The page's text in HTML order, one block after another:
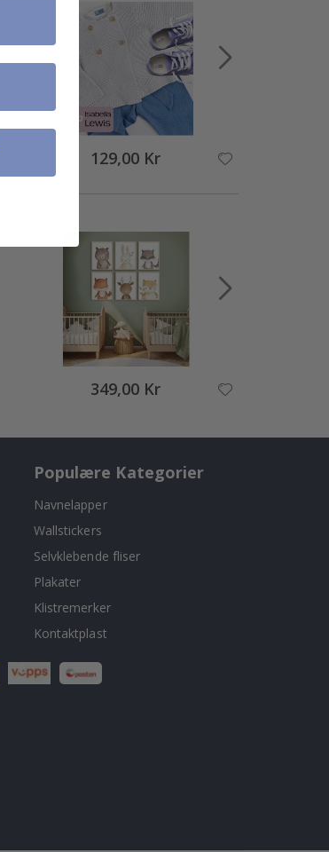
129,00 Kr
349,00 Kr
Populære Kategorier
Navnelapper
Wallstickers
Selvklebende fliser
Plakater
Klistremerker
Kontaktplast